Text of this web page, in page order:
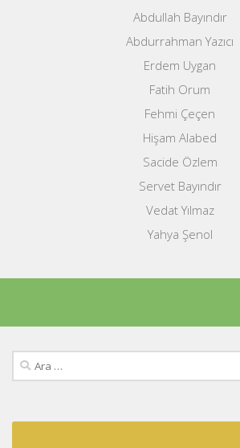
Abdullah Bayındır
Abdurrahman Yazıcı
Erdem Uygan
Fatih Orum
Fehmi Çeçen
Hişam Alabed
Sacide Özlem
Servet Bayındır
Vedat Yılmaz
Yahya Şenol
Arama: